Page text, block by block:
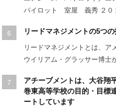
パイロット 室屋 義秀 ２０
リードマネジメントの5つ
リードマネジメントとは、ア
ウイリアム・グラッサー博
アチーブメントは、大谷翔
巻東高等学校の目的・目標
ートしています